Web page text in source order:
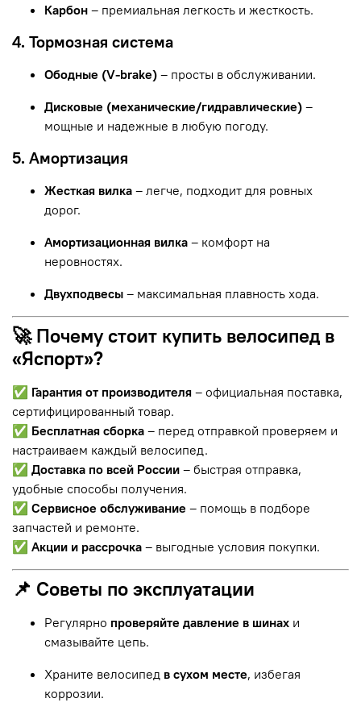
Карбон – премиальная легкость и жесткость.
4. Тормозная система
Ободные (V-brake) – просты в обслуживании.
Дисковые (механические/гидравлические) –
мощные и надежные в любую погоду.
5. Амортизация
Жесткая вилка – легче, подходит для ровных
дорог.
Амортизационная вилка – комфорт на
неровностях.
Двухподвесы – максимальная плавность хода.
🚀 Почему стоит купить велосипед в
«Яспорт»?
✅ Гарантия от производителя – официальная поставка,
сертифицированный товар.
✅ Бесплатная сборка – перед отправкой проверяем и
настраиваем каждый велосипед.
✅ Доставка по всей России – быстрая отправка,
удобные способы получения.
✅ Сервисное обслуживание – помощь в подборе
запчастей и ремонте.
✅ Акции и рассрочка – выгодные условия покупки.
📌 Советы по эксплуатации
Регулярно проверяйте давление в шинах и
смазывайте цепь.
Храните велосипед в сухом месте, избегая
коррозии.